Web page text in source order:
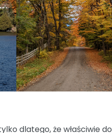
dlatego, że właściwie do